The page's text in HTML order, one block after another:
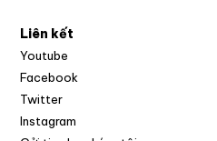
Liên kết
Youtube
Facebook
Twitter
Instagram